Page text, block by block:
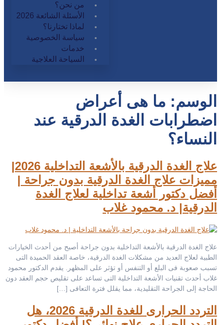
من نحن؟
الأسئلة الشائعة 2026
لماذا تختارنا؟
سياسة الخصوصية
خدمات
السياحة العلاجية
الوسم: ما هى أعراض
اضطرابات الغدة الدرقية عند
النساء؟
علاج الغدة الدرقية بالأشعة التداخلية 2026|
مميزات علاج الغدة الدرقية بدون جراحة |
أفضل دكتور أشعة تداخلية لعلاج الغدة
الدرقية| د. محمود غلاب
علاج الغدة الدرقية بالأشعة التداخلية بدون جراحة أصبح من أحدث الخيارات
الطبية لعلاج العديد من مشكلات الغدة الدرقية، خاصة العقد الحميدة التى
تسبب صعوبة فى البلع أو التنفس أو تؤثر على المظهر. يقدم الدكتور محمود
غلاب أحدث تقنيات الأشعة التداخلية التى تساعد على تقليص حجم العقد دون
الحاجة إلى الجراحة التقليدية، مما يقلل فترة التعافى […]
التردد الحرارى للغدة الدرقية 2026، هل